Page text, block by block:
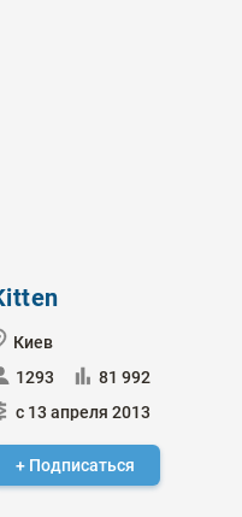
Киев
1293
81 992
с 13 апреля 2013
+ Подписаться